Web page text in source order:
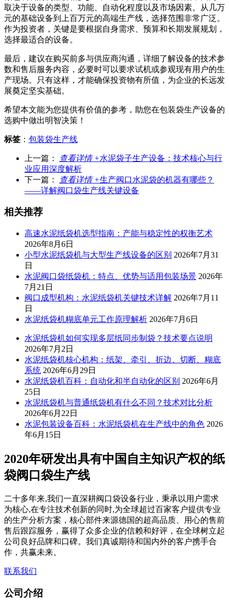
取决于设备的类型、功能、自动化程度以及市场因素。从几万
元的基础设备到上百万元的高端生产线，选择范围非常广泛。
作为投资者，关键是要根据自身需求、预算和长期发展规划，
选择最适合的设备。
最后，建议在购买前多与供应商沟通，详细了解设备的技术参
数和售后服务内容，必要时可以要求试机或参观现有用户的生
产现场。只有这样，才能确保投资物有所值，为企业的长远发
展奠定坚实基础。
希望本文能为您提供有价值的参考，助您在包装袋生产设备的
选购中做出明智决策！
标签 ： 包装袋生产线
上一篇： 查看详情 +水泥袋子生产设备：技术核心与行
业应用深度解析
下一篇：
查看详情 +生产阀口水泥袋的机器有哪些？
——详解阀口袋生产线关键设备
相关推荐
高速水泥纸袋机选型指南：产能与稳定性的权衡艺术
2026年8月6日
小型水泥纸袋机与大型生产线设备的区别 2026年7月31
日
水泥阀口袋纸袋机：特点、优势与适用包装场景 2026年
7月21日
阀口成型机构：水泥纸袋机关键技术详解 2026年7月11
日
水泥纸袋机糊底单元工作原理解析 2026年7月6日
水泥纸袋机如何实现多层纸同步制袋？技术要点说明
2026年7月2日
水泥纸袋机核心机构：纸架、牵引、折边、切断、糊底
系统 2026年6月29日
水泥纸袋机百科：自动化和半自动化的区别 2026年6月
25日
水泥纸袋机与普通纸袋机有什么不同？技术对比分析
2026年6月22日
水泥包装设备百科：水泥纸袋机在生产线中的角色 2026
年6月15日
2020年研发出具有中国自主知识产权的纸
袋阀口袋生产线
二十多年来,我们一直深耕阀口袋设备行业，秉承以用户需求
为核心,在专注技术创新的同时,为全球超过百家客户提供专业
的生产分析方案，核心部件来源德国的超高品质、用心的售前
售后跟踪服务，赢得了众多企业的信赖和好评，在全球树立起
公司良好品牌和口碑。我们真诚期待和国内外的客户携手合
作，共赢未来。
联系我们
公司介绍